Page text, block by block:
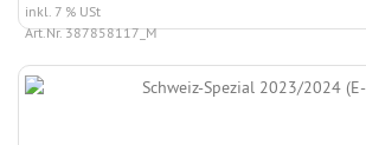
inkl. 7 % USt
Art.Nr. 387858117_M